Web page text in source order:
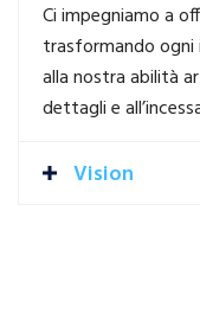
Ci impegniamo a
trasformando ogni
alla nostra abilità
dettagli e
Vision